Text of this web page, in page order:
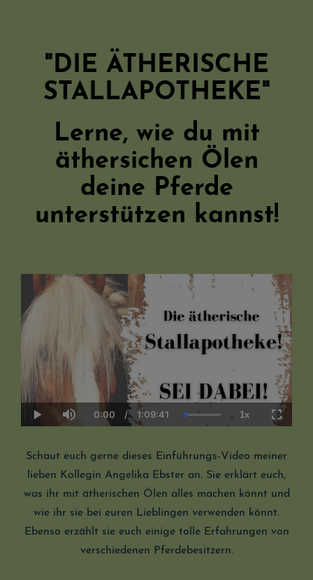
"DIE ÄTHERISCHE
STALLAPOTHEKE"
Lerne, wie du mit
äthersichen Ölen
deine Pferde
unterstützen kannst!
Play Mute
Current
Time
0:00 / Duration
1:09:41 Loaded
100.00%
1xPlayback
Rate
Schaut euch gerne dieses Einführungs-Video meiner
lieben Kollegin Angelika Ebster an. Sie erklärt euch,
was ihr mit ätherischen Ölen alles machen könnt und
wie ihr sie bei euren Lieblingen verwenden könnt.
Ebenso erzählt sie euch einige tolle Erfahrungen von
verschiedenen Pferdebesitzern.